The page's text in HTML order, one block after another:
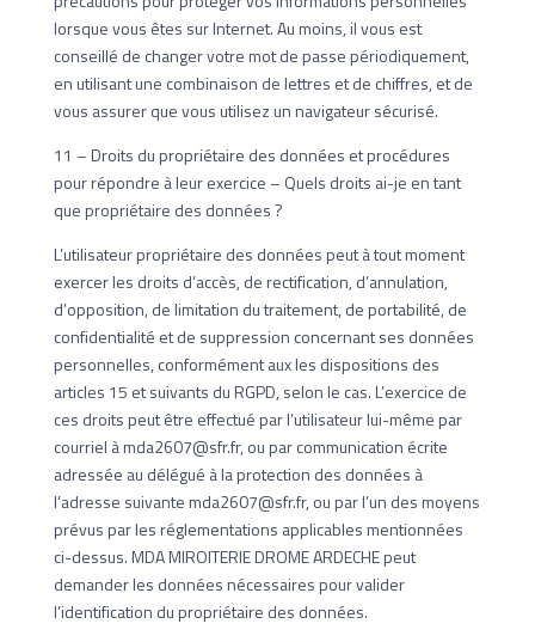
lorsque vous êtes sur Internet. Au moins, il vous est
conseillé de changer votre mot de passe périodiquement,
en utilisant une combinaison de lettres et de chiffres, et de
vous assurer que vous utilisez un navigateur sécurisé.
11 – Droits du propriétaire des données et procédures
pour répondre à leur exercice – Quels droits ai-je en tant
que propriétaire des données ?
L’utilisateur propriétaire des données peut à tout moment
exercer les droits d’accès, de rectification, d’annulation,
d’opposition, de limitation du traitement, de portabilité, de
confidentialité et de suppression concernant ses données
personnelles, conformément aux les dispositions des
articles 15 et suivants du RGPD, selon le cas. L’exercice de
ces droits peut être effectué par l’utilisateur lui-même par
courriel à mda2607@sfr.fr, ou par communication écrite
adressée au délégué à la protection des données à
l’adresse suivante mda2607@sfr.fr, ou par l’un des moyens
prévus par les réglementations applicables mentionnées
ci-dessus. MDA MIROITERIE DROME ARDECHE peut
demander les données nécessaires pour valider
l’identification du propriétaire des données.